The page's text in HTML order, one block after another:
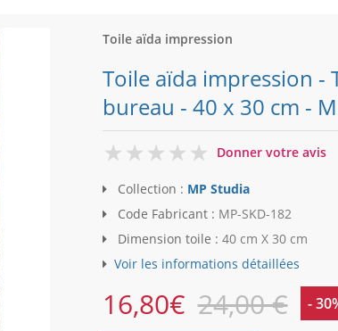
Toile aïda impression
Toile aïda impression -
bureau - 40 x 30 cm -
0
Donner votre avis
Collection : MP Studia
Code Fabricant : MP-SKD-182
Dimension toile : 40 cm X 30 cm
Voir les informations détaillées
16,80€ 24,00 € -